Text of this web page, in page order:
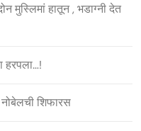
मुस्लिमां हातून , भडाग्नी देत
हरपला…!
नोबेलची शिफारस